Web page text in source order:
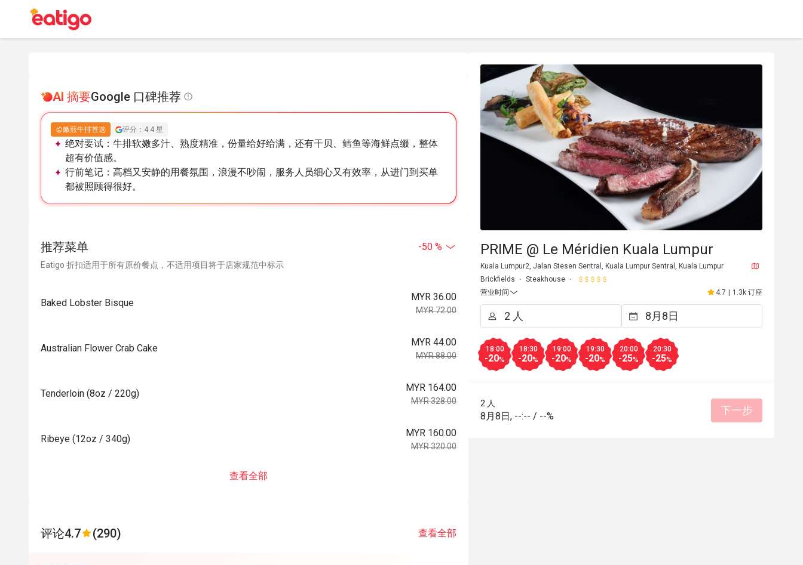
AI 摘要Google 口碑推荐
嫩煎牛排首选 评分：4.4 星
绝对要试： 牛排软嫩多汁、熟度精准，份量给好给满，还有干贝、鳕鱼等海鲜点缀，整体
超有价值感。
行前笔记： 高档又安静的用餐氛围，浪漫不吵闹，服务人员细心又有效率，从进门到买单
都被照顾得很好。
推荐菜单 -50 %
Eatigo 折扣适用于所有原价餐点，不适用项目将于店家规范中标示
Baked Lobster Bisque
MYR 36.00
MYR 72.00
Australian Flower Crab Cake
MYR 44.00
MYR 88.00
Tenderloin (8oz / 220g)
MYR 164.00
MYR 328.00
Ribeye (12oz / 340g)
MYR 160.00
MYR 320.00
查看全部
评论4.7 (290) 查看全部
PRIME @ Le Méridien Kuala Lumpur
Kuala Lumpur2, Jalan Stesen Sentral, Kuala Lumpur Sentral, Kuala Lumpur
Brickfields
Steakhouse
营业时间
4.7 | 1.3k 订座
18:00
-20%
18:30
-20%
19:00
-20%
19:30
-20%
20:00
-25%
20:30
-25%
2 人
8月8日, --:-- / --% 下一步